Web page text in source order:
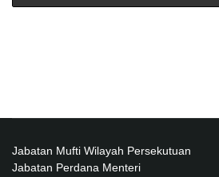
Jabatan Mufti Wilayah Persekutuan
Jabatan Perdana Menteri